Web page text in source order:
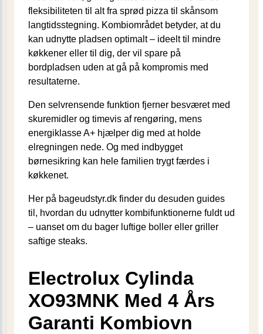
fleksibiliteten til alt fra sprød pizza til skånsom
langtidsstegning. Kombiområdet betyder, at du
kan udnytte pladsen optimalt – ideelt til mindre
køkkener eller til dig, der vil spare på
bordpladsen uden at gå på kompromis med
resultaterne.
Den selvrensende funktion fjerner besværet med
skuremidler og timevis af rengøring, mens
energiklasse A+ hjælper dig med at holde
elregningen nede. Og med indbygget
børnesikring kan hele familien trygt færdes i
køkkenet.
Her på bageudstyr.dk finder du desuden guides
til, hvordan du udnytter kombifunktionerne fuldt ud
– uanset om du bager luftige boller eller griller
saftige steaks.
Electrolux Cylinda
XO93MNK Med 4 Års
Garanti Kombiovn